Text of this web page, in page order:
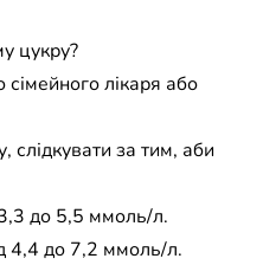
цукру?
лікаря або
слідкувати за тим, аби
до 5,5 ммоль/л.
4,4 до 7,2 ммоль/л.